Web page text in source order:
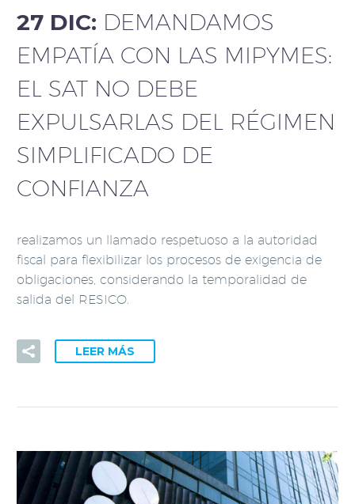
27 DIC: DEMANDAMOS
EMPATÍA CON LAS MIPYMES:
EL SAT NO DEBE
EXPULSARLAS DEL RÉGIMEN
SIMPLIFICADO DE
CONFIANZA
realizamos un llamado respetuoso a la autoridad
fiscal para flexibilizar los procesos de exigencia de
obligaciones, considerando la temporalidad de
salida del RESICO.
LEER MÁS